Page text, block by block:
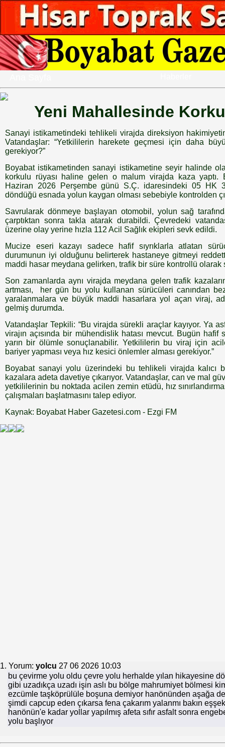
Yeni Mahallesinde
Sanayi istikametindeki tehlikeli virajda direksiyon
Vatandaşlar: “Yetkililerin harekete geçmesi için daha
gerekiyor?”
Boyabat istikametinden sanayi istikametine seyir halinde
korkulu rüyası haline gelen o malum virajda kaza
Haziran 2026 Perşembe günü S.Ç. idaresindeki 05 HK
döndüğü esnada yolun kaygan olması sebebiyle kontrolden
Savrularak dönmeye başlayan otomobil, yolun sağ
çarptıktan sonra takla atarak durabildi. Çevredeki
üzerine olay yerine hızla 112 Acil Sağlık ekipleri sevk edildi.
Mucize eseri kazayı sadece hafif sıyrıklarla atlatan
durumunun iyi olduğunu belirterek hastaneye gitmeyi
maddi hasar meydana gelirken, trafik bir süre kontrollü olarak
Son zamanlarda aynı virajda meydana gelen trafik
artması, her gün bu yolu kullanan sürücüleri canından
yaralanmalara ve büyük maddi hasarlara yol açan viraj,
gelmiş durumda.
Vatandaşlar Tepkili: “Bu virajda sürekli araçlar kayıyor. Ya
virajın açısında bir mühendislik hatası mevcut. Bugün hafif
yarın bir ölümle sonuçlanabilir. Yetkililerin bu viraj için
bariyer yapması veya hız kesici önlemler alması gerekiyor.”
Boyabat sanayi yolu üzerindeki bu tehlikeli virajda kalıcı
kazalara adeta davetiye çıkarıyor. Vatandaşlar, can ve mal
yetkililerinin bu noktada acilen zemin etüdü, hız
çalışmaları başlatmasını talep ediyor.
Kaynak: Boyabat Haber Gazetesi.com - Ezgi FM
1. Yorum: yolcu 27 06 2026 10:03
bu çevirme yolu oldu çevre yolu herhalde yılan hikayesine
gibi uzadıkça uzadı işin aslı bu bölge mahrumiyet bölmesi
ezcümle taşköprülüle boşuna demiyor hanönünden aşağa
şimdi capcup eden çıkarsa fena çakarım yalanmı bakın
hanönün'e kadar yollar yapılmış afeta sıfır asfalt sonra
yolu başlıyor